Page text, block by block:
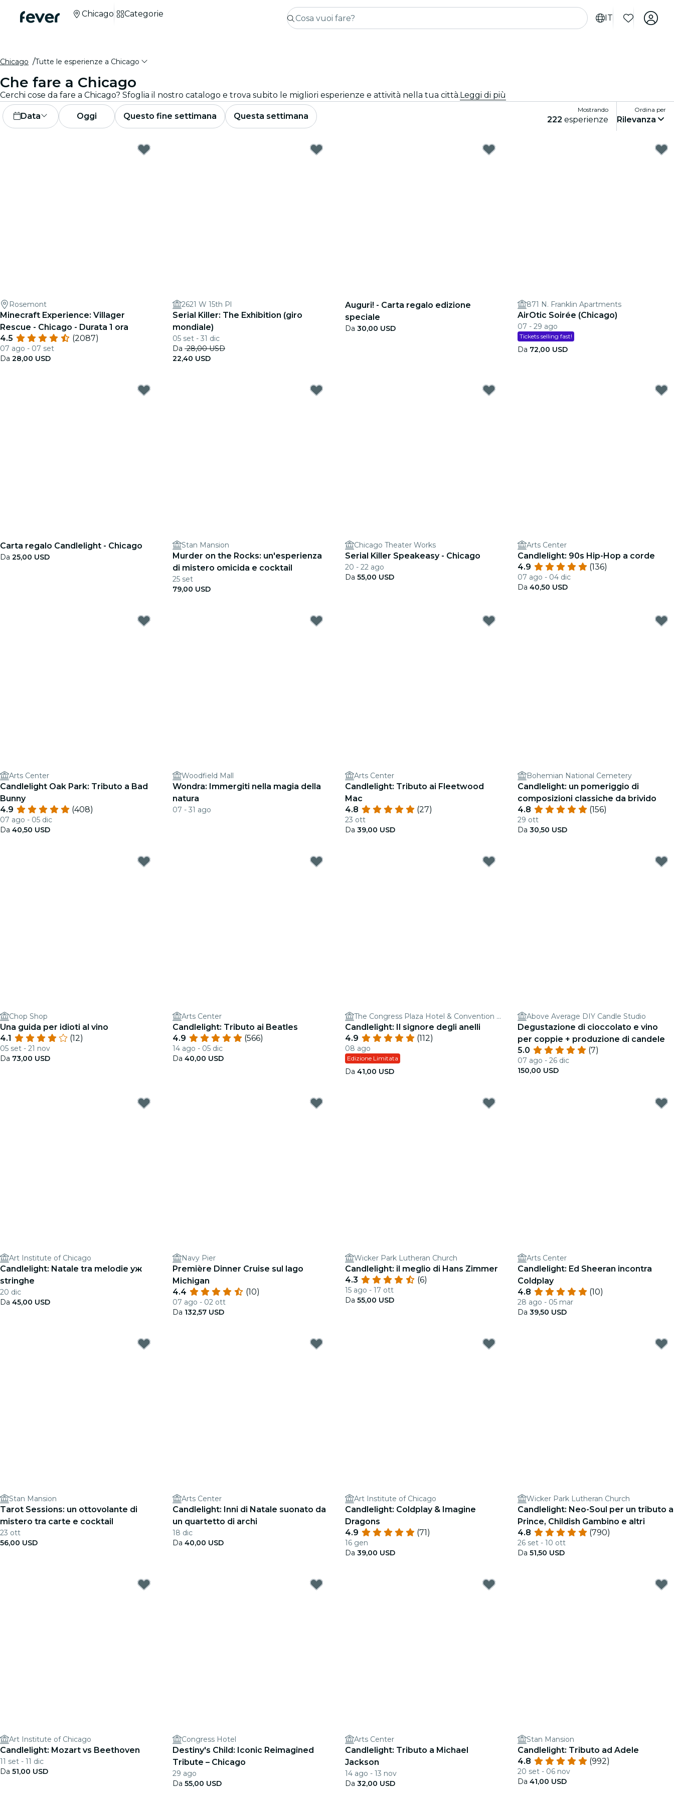
IT
Chicago Categorie
Chicago Tutte le esperienze a Chicago
Che fare a Chicago
Cerchi cose da fare a Chicago? Sfoglia il nostro catalogo e trova subito le migliori esperienze e attività nella tua città.Leggi di più
Data Oggi Questo fine settimana Questa settimana
Mostrando
222 esperienze
Ordina per
Rilevanza
Rosemont
Minecraft Experience: Villager
Rescue - Chicago - Durata 1 ora
4.5
(2087)
07 ago - 07 set
Da 28,00 USD
2621 W 15th Pl
Serial Killer: The Exhibition (giro
mondiale)
05 set - 31 dic
Da 28,00 USD
22,40 USD
Auguri! - Carta regalo edizione
speciale
Da 30,00 USD
871 N. Franklin Apartments
AirOtic Soirée (Chicago)
07 - 29 ago
Tickets selling fast!
Da 72,00 USD
Carta regalo Candlelight - Chicago
Da 25,00 USD
Stan Mansion
Murder on the Rocks: un'esperienza
di mistero omicida e cocktail
25 set
79,00 USD
Chicago Theater Works
Serial Killer Speakeasy - Chicago
20 - 22 ago
Da 55,00 USD
Arts Center
Candlelight: 90s Hip-Hop a corde
4.9
(136)
07 ago - 04 dic
Da 40,50 USD
Arts Center
Candlelight Oak Park: Tributo a Bad
Bunny
4.9
(408)
07 ago - 05 dic
Da 40,50 USD
Woodfield Mall
Wondra: Immergiti nella magia della
natura
07 - 31 ago
Arts Center
Candlelight: Tributo ai Fleetwood
Mac
4.8
(27)
23 ott
Da 39,00 USD
Bohemian National Cemetery
Candlelight: un pomeriggio di
composizioni classiche da brivido
4.8
(156)
29 ott
Da 30,50 USD
Chop Shop
Una guida per idioti al vino
4.1
(12)
05 set - 21 nov
Da 73,00 USD
Arts Center
Candlelight: Tributo ai Beatles
4.9
(566)
14 ago - 05 dic
Da 40,00 USD
The Congress Plaza Hotel & Convention Center
Candlelight: Il signore degli anelli
4.9
(112)
08 ago
Edizione Limitata
Da 41,00 USD
Above Average DIY Candle Studio
Degustazione di cioccolato e vino
per coppie + produzione di candele
5.0
(7)
07 ago - 26 dic
150,00 USD
Art Institute of Chicago
Candlelight: Natale tra melodie уж
stringhe
20 dic
Da 45,00 USD
Navy Pier
Première Dinner Cruise sul lago
Michigan
4.4
(10)
07 ago - 02 ott
Da 132,57 USD
Wicker Park Lutheran Church
Candlelight: il meglio di Hans Zimmer
4.3
(6)
15 ago - 17 ott
Da 55,00 USD
Arts Center
Candlelight: Ed Sheeran incontra
Coldplay
4.8
(10)
28 ago - 05 mar
Da 39,50 USD
Stan Mansion
Tarot Sessions: un ottovolante di
mistero tra carte e cocktail
23 ott
56,00 USD
Arts Center
Candlelight: Inni di Natale suonato da
un quartetto di archi
18 dic
Da 40,00 USD
Art Institute of Chicago
Candlelight: Coldplay & Imagine
Dragons
4.9
(71)
16 gen
Da 39,00 USD
Wicker Park Lutheran Church
Candlelight: Neo-Soul per un tributo a
Prince, Childish Gambino e altri
4.8
(790)
26 set - 10 ott
Da 51,50 USD
Art Institute of Chicago
Candlelight: Mozart vs Beethoven
11 set - 11 dic
Da 51,00 USD
Congress Hotel
Destiny's Child: Iconic Reimagined
Tribute – Chicago
29 ago
Da 55,00 USD
Arts Center
Candlelight: Tributo a Michael
Jackson
14 ago - 13 nov
Da 32,00 USD
Stan Mansion
Candlelight: Tributo ad Adele
4.8
(992)
20 set - 06 nov
Da 41,00 USD